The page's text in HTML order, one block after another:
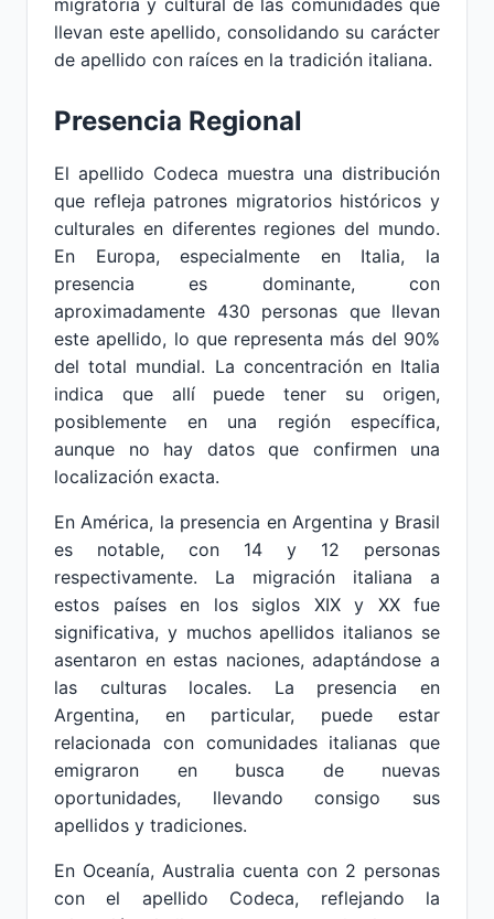
migratoria y cultural de las comunidades que
llevan este apellido, consolidando su carácter
de apellido con raíces en la tradición italiana.
Presencia Regional
El apellido Codeca muestra una distribución
que refleja patrones migratorios históricos y
culturales en diferentes regiones del mundo.
En Europa, especialmente en Italia, la
presencia es dominante, con
aproximadamente 430 personas que llevan
este apellido, lo que representa más del 90%
del total mundial. La concentración en Italia
indica que allí puede tener su origen,
posiblemente en una región específica,
aunque no hay datos que confirmen una
localización exacta.
En América, la presencia en Argentina y Brasil
es notable, con 14 y 12 personas
respectivamente. La migración italiana a
estos países en los siglos XIX y XX fue
significativa, y muchos apellidos italianos se
asentaron en estas naciones, adaptándose a
las culturas locales. La presencia en
Argentina, en particular, puede estar
relacionada con comunidades italianas que
emigraron en busca de nuevas
oportunidades, llevando consigo sus
apellidos y tradiciones.
En Oceanía, Australia cuenta con 2 personas
con el apellido Codeca, reflejando la